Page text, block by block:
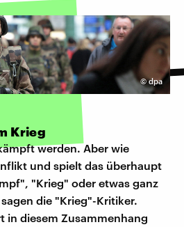
©dpa
Krieg
werden. Aber wie
und spielt das überhaupt
"Krieg" oder etwas ganz
die "Krieg"-Kritiker.
in diesem Zusammenhang